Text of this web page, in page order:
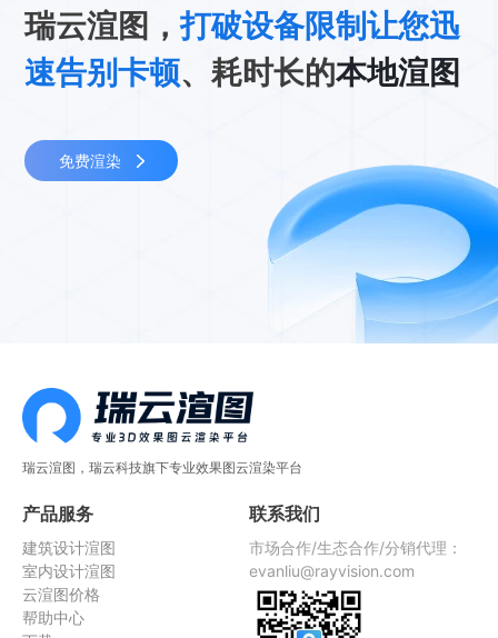
瑞云渲图，打破设备限制让您迅
速告别卡顿、耗时长的本地渲图
免费渲染
瑞云渲图，瑞云科技旗下专业效果图云渲染平台
产品服务
建筑设计渲图
室内设计渲图
云渲图价格
帮助中心
联系我们
市场合作/生态合作/分销代理：
evanliu@rayvision.com